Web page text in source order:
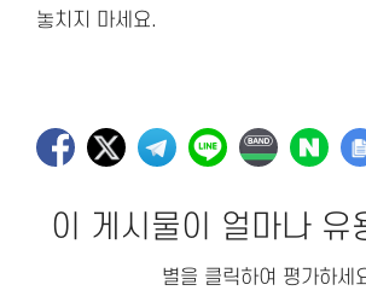
놓치지 마세요.
이 게시물이 얼마나 유
별을 클릭하여 평가하세